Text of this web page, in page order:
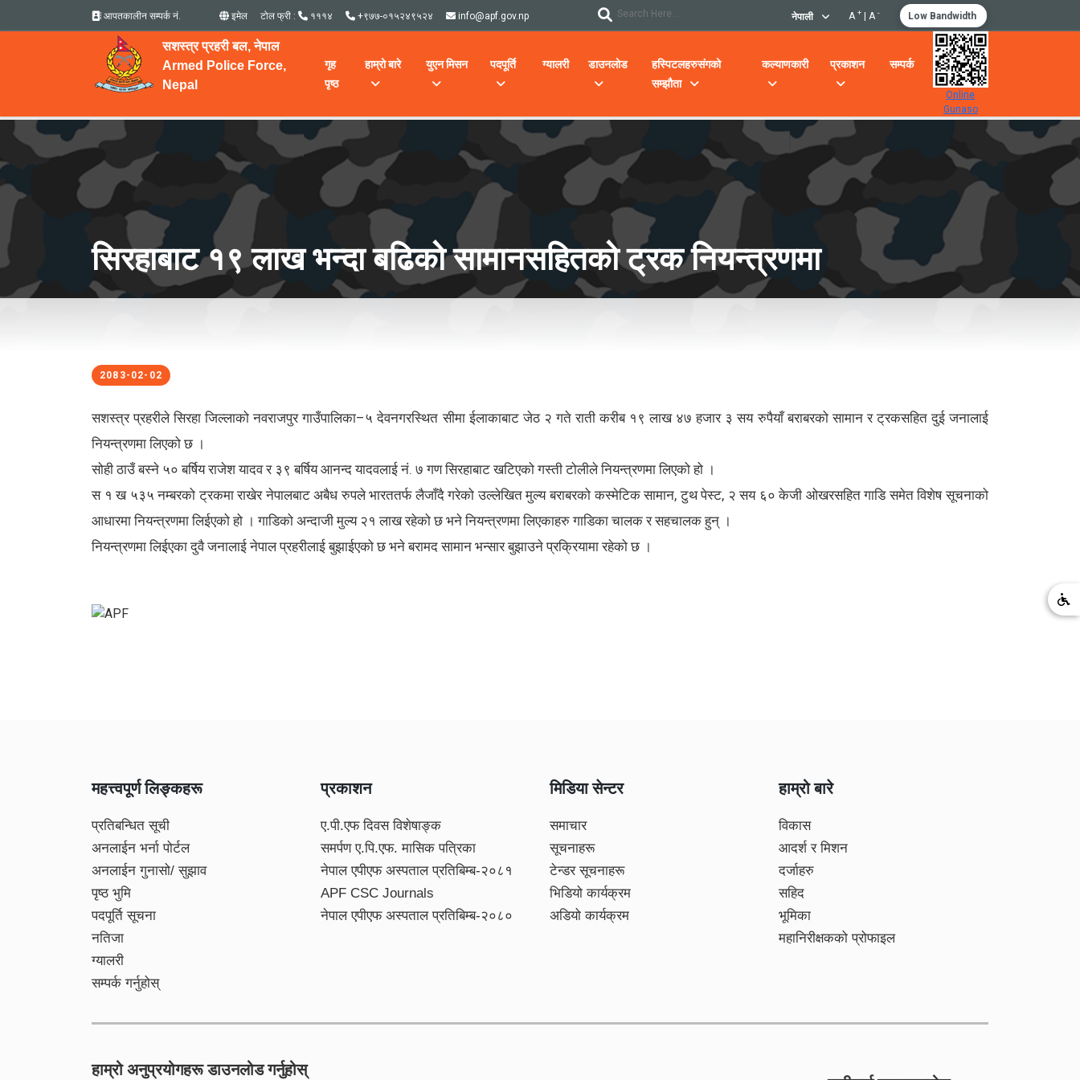
आपतकालीन सम्पर्क नं. इमेल टोल फ्री : १११४ +९७७-०१५२४९५२४ info@apf.gov.np नेपाली A + | A - Low Bandwidth
सशस्त्र प्रहरी बल, नेपाल
Armed Police Force,
Nepal
गृह
पृष्ठ
हाम्रो बारे युएन मिसन पदपूर्ति ग्यालरी डाउनलोड
हस्पिटलहरुसंगको
सम्झौता
कल्याणकारी प्रकाशन सम्पर्क
Online
Gunaso
सिरहाबाट १९ लाख भन्दा बढिको सामानसहितको ट्रक नियन्त्रणमा
2083-02-02
सशस्त्र प्रहरीले सिरहा जिल्लाको नवराजपुर गाउँपालिका–५ देवनगरस्थित सीमा ईलाकाबाट जेठ २ गते राती करीब १९ लाख ४७ हजार ३ सय रुपैयाँ बराबरको सामान र ट्रकसहित दुई जनालाई
नियन्त्रणमा लिएको छ ।
सोही ठाउँ बस्ने ५० बर्षिय राजेश यादव र ३९ बर्षिय आनन्द यादवलाई नं. ७ गण सिरहाबाट खटिएको गस्ती टोलीले नियन्त्रणमा लिएको हो ।
स १ ख ५३५ नम्बरको ट्रकमा राखेर नेपालबाट अबैध रुपले भारततर्फ लैजाँदै गरेको उल्लेखित मुल्य बराबरको कस्मेटिक सामान, टुथ पेस्ट, २ सय ६० केजी ओखरसहित गाडि समेत विशेष सूचनाको
आधारमा नियन्त्रणमा लिईएको हो । गाडिको अन्दाजी मुल्य २१ लाख रहेको छ भने नियन्त्रणमा लिएकाहरु गाडिका चालक र सहचालक हुन् ।
नियन्त्रणमा लिईएका दुवै जनालाई नेपाल प्रहरीलाई बुझाईएको छ भने बरामद सामान भन्सार बुझाउने प्रक्रियामा रहेको छ ।
महत्त्वपूर्ण लिङ्कहरू
प्रतिबन्धित सूची
अनलाईन भर्ना पोर्टल
अनलाईन गुनासो/ सुझाव
पृष्ठ भुमि
पदपूर्ति सूचना
नतिजा
ग्यालरी
सम्पर्क गर्नुहोस्
प्रकाशन
ए.पी.एफ दिवस विशेषाङ्क
समर्पण ए.पि.एफ. मासिक पत्रिका
नेपाल एपीएफ अस्पताल प्रतिबिम्ब-२०८१
APF CSC Journals
नेपाल एपीएफ अस्पताल प्रतिबिम्ब-२०८०
मिडिया सेन्टर
समाचार
सूचनाहरू
टेन्डर सूचनाहरू
भिडियो कार्यक्रम
अडियो कार्यक्रम
हाम्रो बारे
विकास
आदर्श र मिशन
दर्जाहरु
सहिद
भूमिका
महानिरीक्षकको प्रोफाइल
हाम्रो अनुप्रयोगहरू डाउनलोड गर्नुहोस्